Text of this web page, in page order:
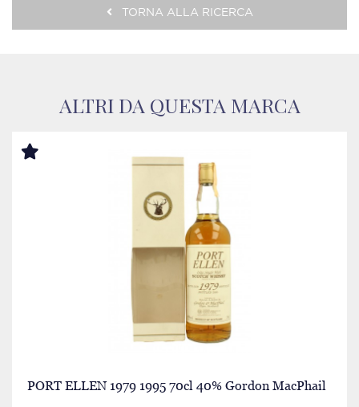
TORNA ALLA RICERCA
ALTRI DA QUESTA MARCA
PORT ELLEN 1979 1995 70cl 40% Gordon MacPhail